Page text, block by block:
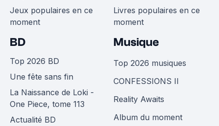
Jeux populaires en ce
moment
Livres populaires en ce
moment
BD
Top 2026 BD
Une fête sans fin
La Naissance de Loki -
One Piece, tome 113
Actualité BD
Musique
Top 2026 musiques
CONFESSIONS II
Reality Awaits
Album du moment